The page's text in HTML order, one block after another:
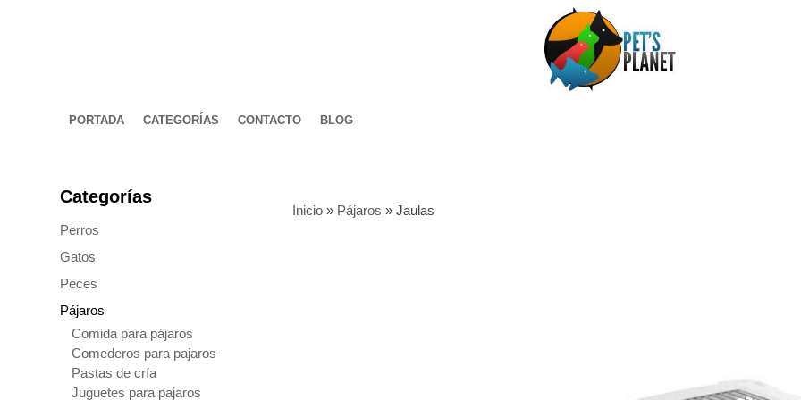
PORTADA CATEGORÍAS CONTACTO BLOG
Categorías
Perros
Gatos
Peces
Pájaros
Comida para pájaros
Comederos para pajaros
Pastas de cría
Juguetes para pajaros
Inicio » Pájaros »Jaulas